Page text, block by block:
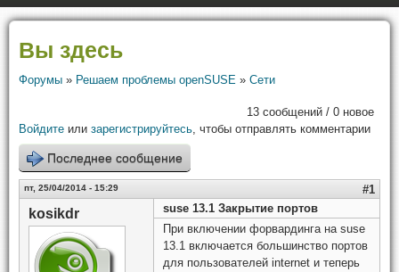
Вы здесь
Форумы » Решаем проблемы openSUSE » Сети
13 сообщений / 0 новое
Войдите или зарегистрируйтесь, чтобы отправлять комментарии
Последнее сообщение
пт, 25/04/2014 - 15:29 #1
kosikdr
suse 13.1 Закрытие портов
При включении форвардинга на suse
13.1 включается большинство портов
для пользователей internet и теперь